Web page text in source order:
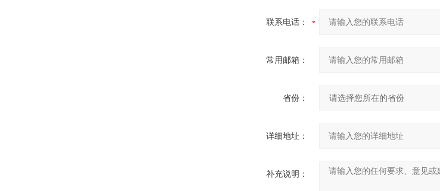
联系电话：
常用邮箱：
省份：
详细地址：
补充说明：